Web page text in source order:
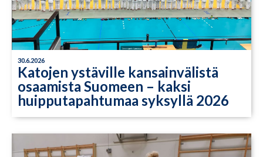
30.6.2026
Katojen ystäville kansainvälistä
osaamista Suomeen – kaksi
huipputapahtumaa syksyllä 2026